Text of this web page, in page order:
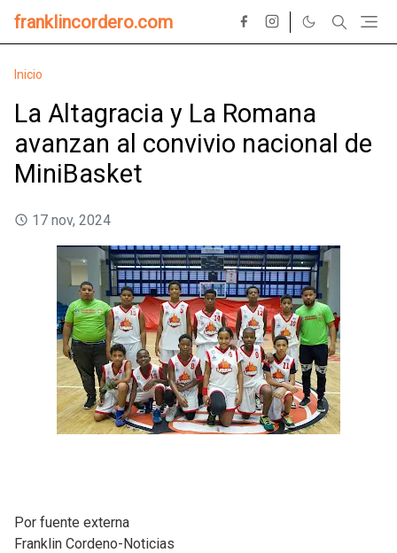
franklincordero.com
Inicio
La Altagracia y La Romana
avanzan al convivio nacional de
MiniBasket
17 nov, 2024
Por fuente externa
Franklin Cordeno-Noticias